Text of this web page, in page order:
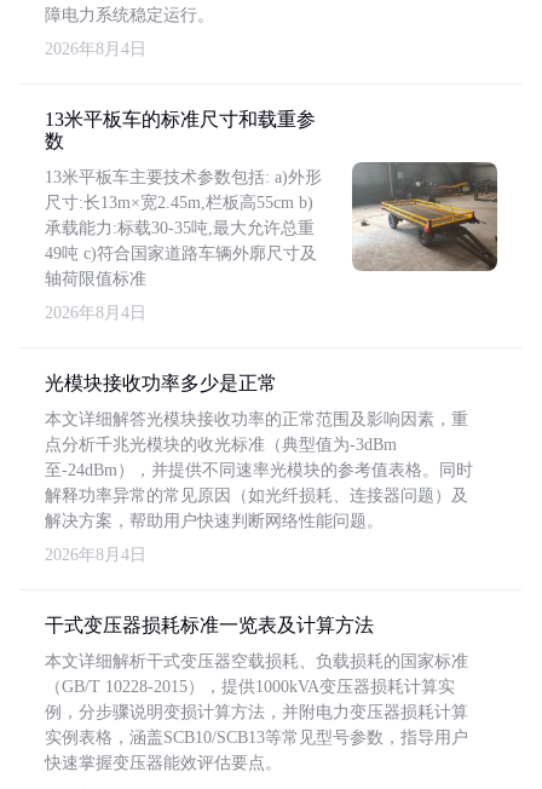
障电力系统稳定运行。
2026年8月4日
13米平板车的标准尺寸和载重参
数
13米平板车主要技术参数包括: a)外形
尺寸:长13m×宽2.45m,栏板高55cm b)
承载能力:标载30-35吨,最大允许总重
49吨 c)符合国家道路车辆外廓尺寸及
轴荷限值标准
2026年8月4日
光模块接收功率多少是正常
本文详细解答光模块接收功率的正常范围及影响因素，重
点分析千兆光模块的收光标准（典型值为-3dBm
至-24dBm），并提供不同速率光模块的参考值表格。同时
解释功率异常的常见原因（如光纤损耗、连接器问题）及
解决方案，帮助用户快速判断网络性能问题。
2026年8月4日
干式变压器损耗标准一览表及计算方法
本文详细解析干式变压器空载损耗、负载损耗的国家标准
（GB/T 10228-2015），提供1000kVA变压器损耗计算实
例，分步骤说明变损计算方法，并附电力变压器损耗计算
实例表格，涵盖SCB10/SCB13等常见型号参数，指导用户
快速掌握变压器能效评估要点。